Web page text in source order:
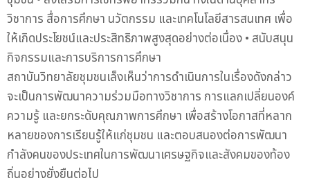
วิชาการ สื่อการศึกษา นวัตกรรม และเทคโนโลยีสารสนเทศ เพื่อ
ให้เกิดประโยชน์และประสิทธิภาพสูงสุดอย่างต่อเนื่อง • สนับสนุน
กิจกรรมและการบริการการศึกษา
สถาบันวิทยาลัยชุมชนเล็งเห็นว่าการดำเนินการในเรื่องดังกล่าว
จะเป็นการพัฒนาความร่วมมือทางวิชาการ การแลกเปลี่ยนองค์
ความรู้ และยกระดับคุณภาพการศึกษา เพื่อสร้างโอกาสที่หลาก
หลายของการเรียนรู้ให้แก่ชุมชน และตอบสนองต่อการพัฒนา
กำลังคนของประเทศในการพัฒนาเศรษฐกิจและสังคมของท้อง
ถิ่นอย่างยั่งยืนต่อไป